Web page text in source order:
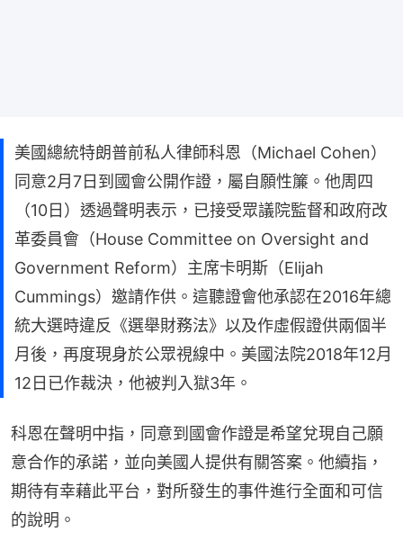
美國總統特朗普前私人律師科恩（Michael Cohen）
同意2月7日到國會公開作證，屬自願性簾。他周四
（10日）透過聲明表示，已接受眾議院監督和政府改
革委員會（House Committee on Oversight and
Government Reform）主席卡明斯（Elijah
Cummings）邀請作供。這聽證會他承認在2016年總
統大選時違反《選舉財務法》以及作虛假證供兩個半
月後，再度現身於公眾視線中。美國法院2018年12月
12日已作裁決，他被判入獄3年。
科恩在聲明中指，同意到國會作證是希望兌現自己願
意合作的承諾，並向美國人提供有關答案。他續指，
期待有幸藉此平台，對所發生的事件進行全面和可信
的說明。